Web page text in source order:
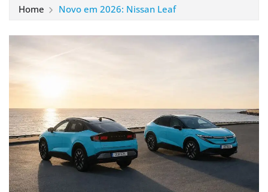
Home Novo em 2026: Nissan Leaf